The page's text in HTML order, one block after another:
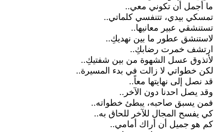
ما أجمل أن تكوني معي..
تمسكي بيدي، تتنفسي كلماتي..
تستنشقي عبير معانيها..
لاستنشق عطور ما بين نهديكِ..
ارتشف خمرت رضابكِ..
لأتذوق عسل الشهوة من بين شفتيكِ..
لكن خطواتي لا زالت في بدء المسيرة..
قد نصل إلى نهايتها معاً..
وقد يصل احدنا دون الآخر..
فمن يسبق صاحبه، يبطئ خطواته..
كي يفسح المجال للآخر للحاق به..
كم هو جميل أن أراك أمامي..